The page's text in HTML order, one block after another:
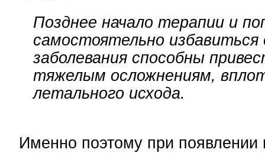
Позднее начало терапии и
самостоятельно
заболевания способны
тяжелым осложнениям,
летального исхода.
Именно поэтому при появлении